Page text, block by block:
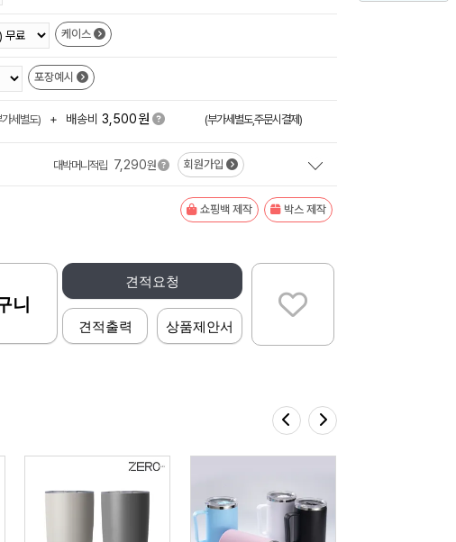
케이스
포장예시
가세별도) + 배송비 3,500원 (부가세별도,주문시결제)
대박머니적립 7,290원 회원가입
쇼핑백 제작 박스 제작
견적요청
견적출력 상품제안서
니